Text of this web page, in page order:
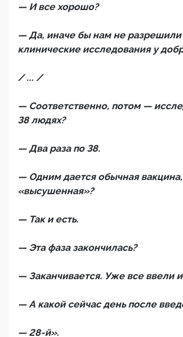
— И все хорошо?
— Да, иначе бы нам не разрешили
клинические исследования у
/ ... /
— Соответственно, потом —
38 людях?
— Два раза по 38.
— Одним дается обычная
«высушенная»?
— Так и есть.
— Эта фаза закончилась?
— Заканчивается. Уже все ввели
— А какой сейчас день после
— 28-й».